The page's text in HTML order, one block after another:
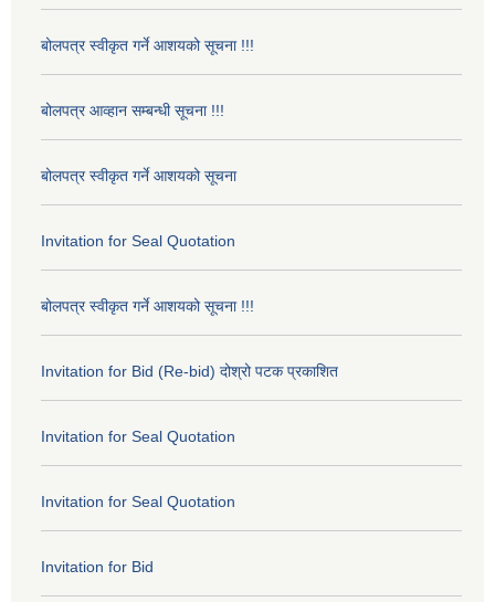
बोलपत्र स्वीकृत गर्ने आशयको सूचना !!!
बोलपत्र आव्हान सम्बन्धी सूचना !!!
बोलपत्र स्वीकृत गर्ने आशयको सूचना
Invitation for Seal Quotation
बोलपत्र स्वीकृत गर्ने आशयको सूचना !!!
Invitation for Bid (Re-bid) दोश्रो पटक प्रकाशित
Invitation for Seal Quotation
Invitation for Seal Quotation
Invitation for Bid